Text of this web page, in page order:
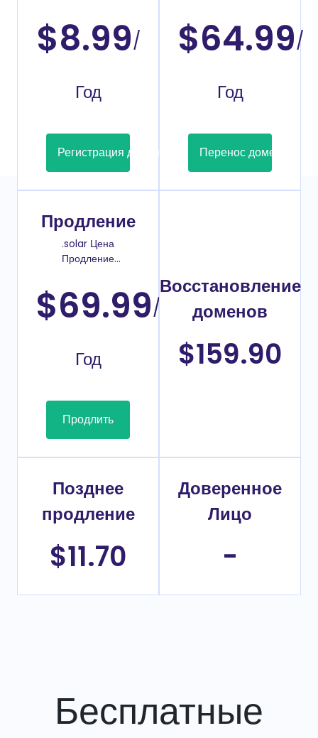
$8.99/
Год
Регистрация домена
$64.99/
Год
Перенос домена
Продление
.solar Цена
Продление
$69.99/
Год
Продлить
Восстановление
доменов
$159.90
Позднее
продление
$11.70
Доверенное
Лицо
-
Бесплатные